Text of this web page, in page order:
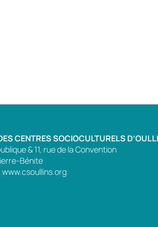
CENTRES SOCIOCULTURELS
& 11, rue de la Convention
Bénite
www.csoullins.org